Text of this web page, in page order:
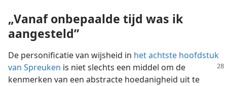
„Vanaf onbepaalde tijd was ik
aangesteld”
De personificatie van wijsheid in het achtste hoofdstuk
van Spreuken is niet slechts een middel om de
kenmerken van een abstracte hoedanigheid uit te